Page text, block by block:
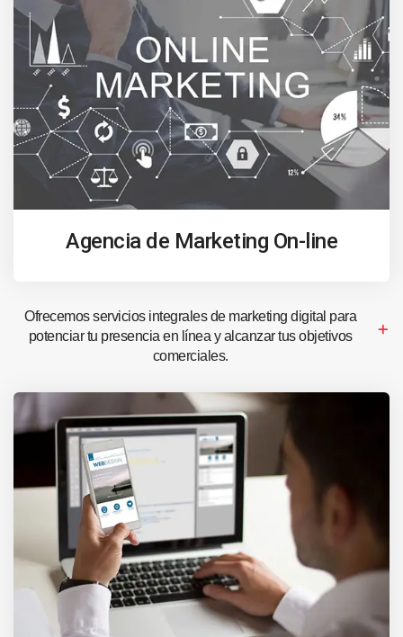
Agencia de Marketing On-line
Ofrecemos servicios integrales de marketing digital para
potenciar tu presencia en línea y alcanzar tus objetivos
comerciales.